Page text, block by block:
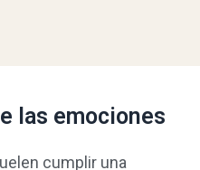
las emociones
cumplir una